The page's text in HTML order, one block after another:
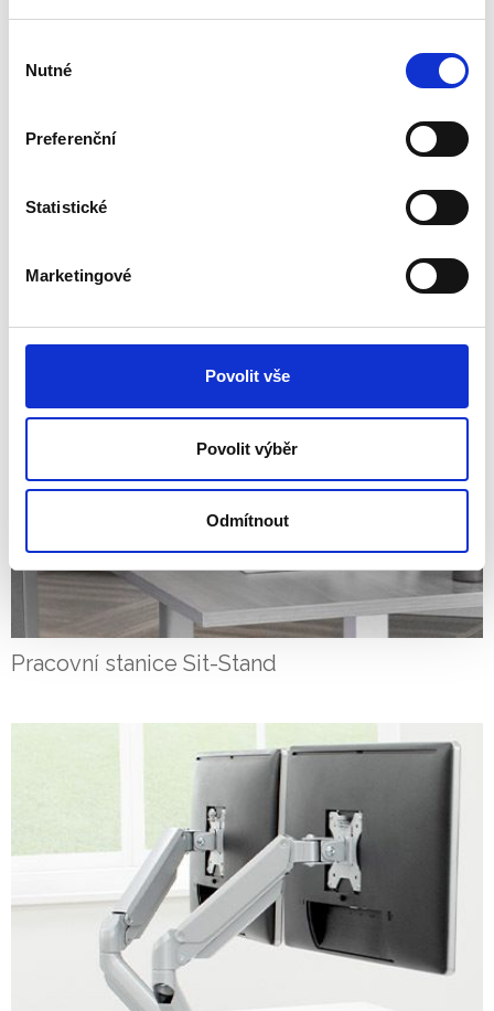
souhlasu
Nutné
Preferenční
Statistické
Marketingové
Povolit vše
Povolit výběr
Odmítnout
Pracovní stanice Sit-Stand